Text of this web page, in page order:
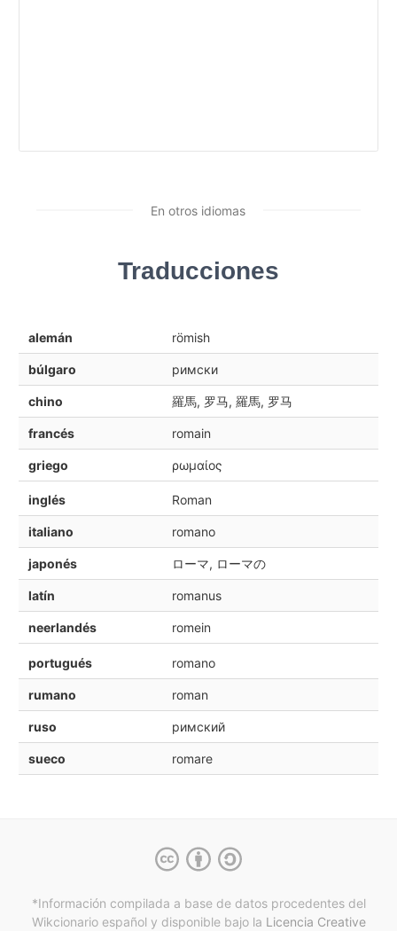
En otros idiomas
Traducciones
alemán römish
búlgaro римски
chino 羅馬, 罗马, 羅馬, 罗马
francés romain
griego ρωμαίος
inglés Roman
italiano romano
japonés ローマ, ローマの
latín romanus
neerlandés romein
portugués romano
rumano roman
ruso римский
sueco romare
*Información compilada a base de datos procedentes del
Wikcionario español y disponible bajo la Licencia Creative